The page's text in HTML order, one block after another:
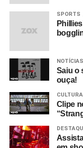
SPORTS
NOTÍCIAS
Saiu o
ouça!
Clipe